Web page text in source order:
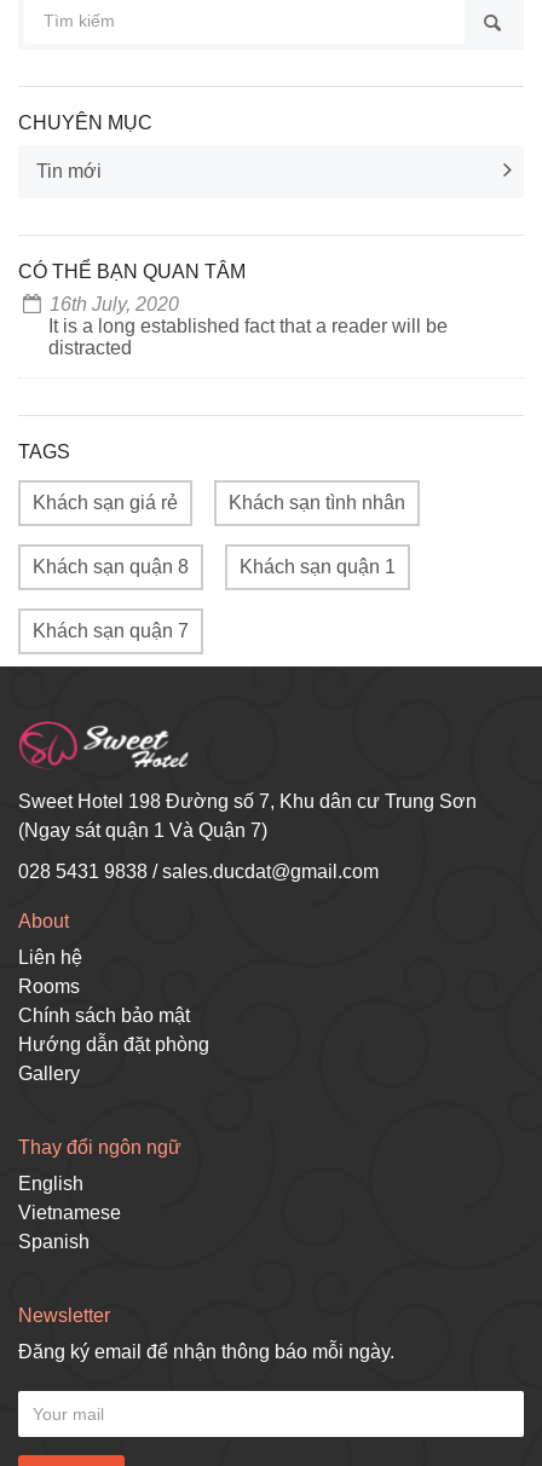
CHUYÊN MỤC
Tin mới
CÓ THỂ BẠN QUAN TÂM
16th July, 2020
It is a long established fact that a reader will be
distracted
TAGS
Khách sạn giá rẻ Khách sạn tình nhân
Khách sạn quận 8 Khách sạn quận 1
Khách sạn quận 7
Sweet Hotel 198 Đường số 7, Khu dân cư Trung Sơn
(Ngay sát quận 1 Và Quận 7)
028 5431 9838 /sales.ducdat@gmail.com
About
Liên hệ
Rooms
Chính sách bảo mật
Hướng dẫn đặt phòng
Gallery
Thay đổi ngôn ngữ
English
Vietnamese
Spanish
Newsletter
Đăng ký email để nhận thông báo mỗi ngày.